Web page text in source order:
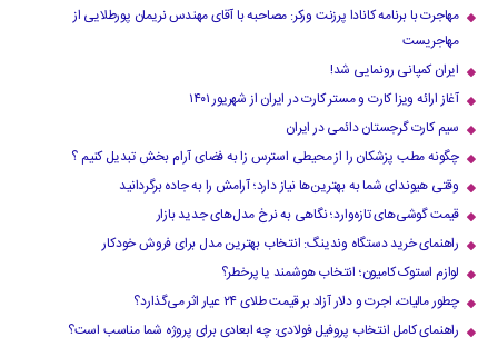
مهاجرت با برنامه کانادا پرزنت ورکر: مصاحبه با آقای مهندس نریمان پورطلایی از
مهاجریست
ایران کمپانی رونمایی شد!
آغاز ارائه ویزا کارت و مستر کارت در ایران از شهریور ۱۴۰۱
سیم کارت گرجستان دائمی در ایران
چگونه مطب پزشکان را از محیطی استرس زا به فضای آرام بخش تبدیل کنیم ؟
وقتی هیوندای شما به بهترین‌ها نیاز دارد؛ آرامش را به جاده برگردانید
قیمت گوشی‌های تازه‌وارد؛ نگاهی به نرخ مدل‌های جدید بازار
راهنمای خرید دستگاه وندینگ: انتخاب بهترین مدل برای فروش خودکار
لوازم استوک کامیون؛ انتخاب هوشمند یا پرخطر؟
چطور مالیات، اجرت و دلار آزاد بر قیمت طلای ۲۴ عیار اثر می‌گذارد؟
راهنمای کامل انتخاب پروفیل فولادی: چه ابعادی برای پروژه شما مناسب است؟